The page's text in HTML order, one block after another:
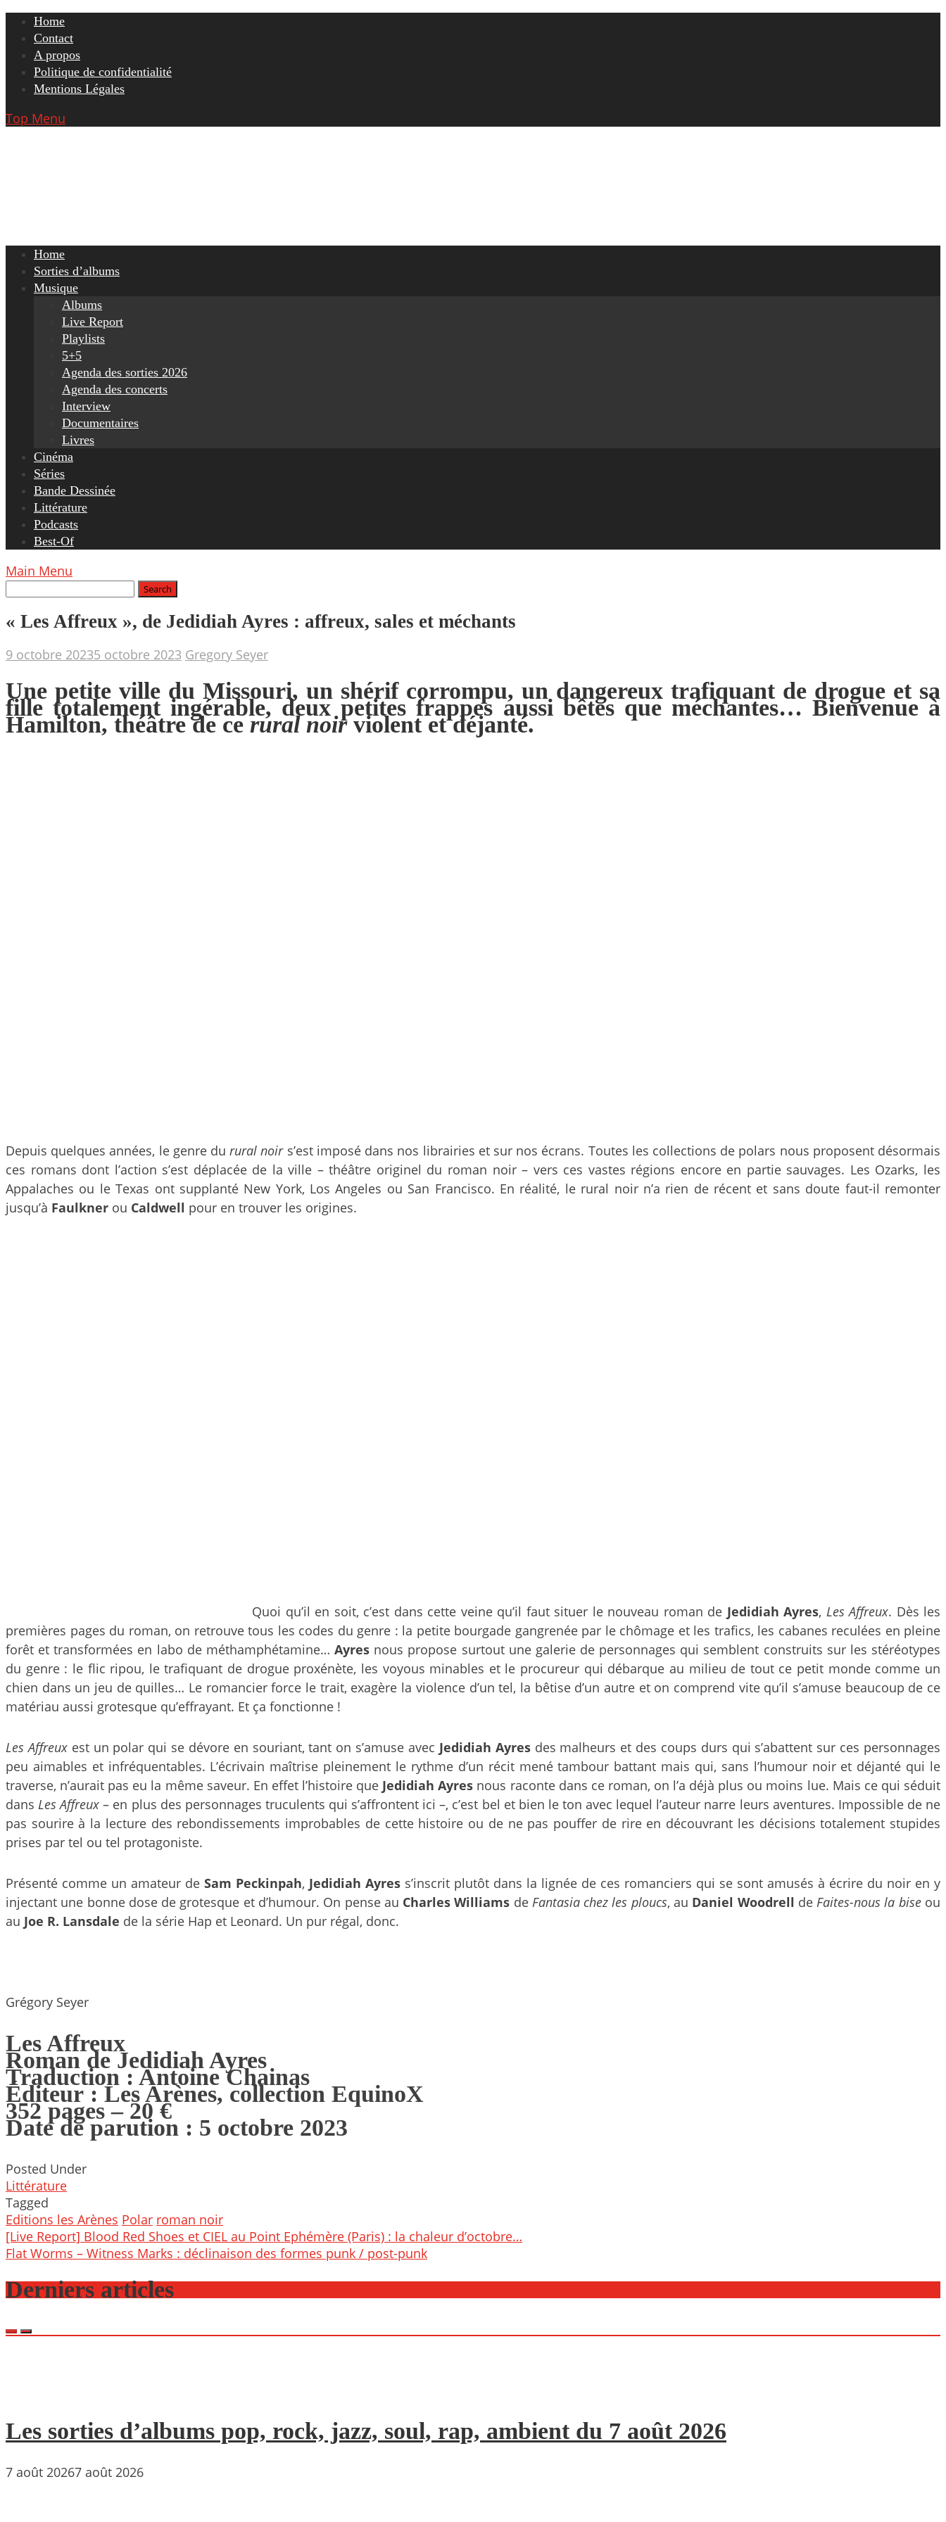
Skip
content
Home
Contact
A propos
Politique de confidentialité
Mentions Légales
Top Menu
Home
Sorties d’albums
Musique
Albums
Live Report
Playlists
5+5
Agenda des sorties 2026
Agenda des concerts
Interview
Documentaires
Livres
Cinéma
Séries
Bande Dessinée
Littérature
Podcasts
Best-Of
Main Menu
« Les Affreux », de Jedidiah Ayres : affreux, sales et méchants
9 octobre 20235 octobre 2023 Gregory Seyer
Une petite ville du Missouri, un shérif corrompu, un dangereux trafiquant de drogue et sa
fille totalement ingérable, deux petites frappes aussi bêtes que méchantes… Bienvenue à
Hamilton, théâtre de cerural noirviolent et déjanté.
Depuis quelques années, le genre durural noirs’est imposé dans nos librairies et sur nos écrans. Toutes les collections de polars nous proposent désormais
ces romans dont l’action s’est déplacée de la ville – théâtre originel du roman noir – vers ces vastes régions encore en partie sauvages. Les Ozarks, les
Appalaches ou le Texas ont supplanté New York, Los Angeles ou San Francisco. En réalité, le rural noir n’a rien de récent et sans doute faut-il remonter
jusqu’à Faulkner ou Caldwell pour en trouver les origines.
Quoi qu’il en soit, c’est dans cette veine qu’il faut situer le nouveau roman de Jedidiah Ayres, Les Affreux. Dès les
premières pages du roman, on retrouve tous les codes du genre : la petite bourgade gangrenée par le chômage et les trafics, les cabanes reculées en pleine
forêt et transformées en labo de méthamphétamine…Ayres nous propose surtout une galerie de personnages qui semblent construits sur les stéréotypes
du genre : le flic ripou, le trafiquant de drogue proxénète, les voyous minables et le procureur qui débarque au milieu de tout ce petit monde comme un
chien dans un jeu de quilles… Le romancier force le trait, exagère la violence d’un tel, la bêtise d’un autre et on comprend vite qu’il s’amuse beaucoup de ce
matériau aussi grotesque qu’effrayant. Et ça fonctionne !
Les Affreux est un polar qui se dévore en souriant, tant on s’amuse avec Jedidiah Ayresdes malheurs et des coups durs qui s’abattent sur ces personnages
peu aimables et infréquentables. L’écrivain maîtrise pleinement le rythme d’un récit mené tambour battant mais qui, sans l’humour noir et déjanté qui le
traverse, n’aurait pas eu la même saveur. En effet l’histoire que Jedidiah Ayres nous raconte dans ce roman, on l’a déjà plus ou moins lue. Mais ce qui séduit
dansLes Affreux– en plus des personnages truculents qui s’affrontent ici –, c’est bel et bien le ton avec lequel l’auteur narre leurs aventures. Impossible de ne
pas sourire à la lecture des rebondissements improbables de cette histoire ou de ne pas pouffer de rire en découvrant les décisions totalement stupides
prises par tel ou tel protagoniste.
Présenté comme un amateur de Sam Peckinpah, Jedidiah Ayres s’inscrit plutôt dans la lignée de ces romanciers qui se sont amusés à écrire du noir en y
injectant une bonne dose de grotesque et d’humour. On pense au Charles Williams de Fantasia chez les ploucs, au Daniel Woodrell de Faites-nous la biseou
au Joe R. Lansdale de la série Hap et Leonard. Un pur régal, donc.
Grégory Seyer
Les Affreux
Roman de Jedidiah Ayres
Traduction : Antoine Chainas
Éditeur : Les Arènes, collection EquinoX
352 pages – 20 €
Date de parution : 5 octobre 2023
Posted Under
Littérature
Tagged
Editions les Arènes Polar roman noir
Post
navigation
[Live Report] Blood Red Shoes et CIEL au Point Ephémère (Paris) : la chaleur d’octobre…
Flat Worms – Witness Marks : déclinaison des formes punk / post-punk
Derniers articles
Les sorties d’albums pop, rock, jazz, soul, rap, ambient du 7 août 2026
7 août 20267 août 2026